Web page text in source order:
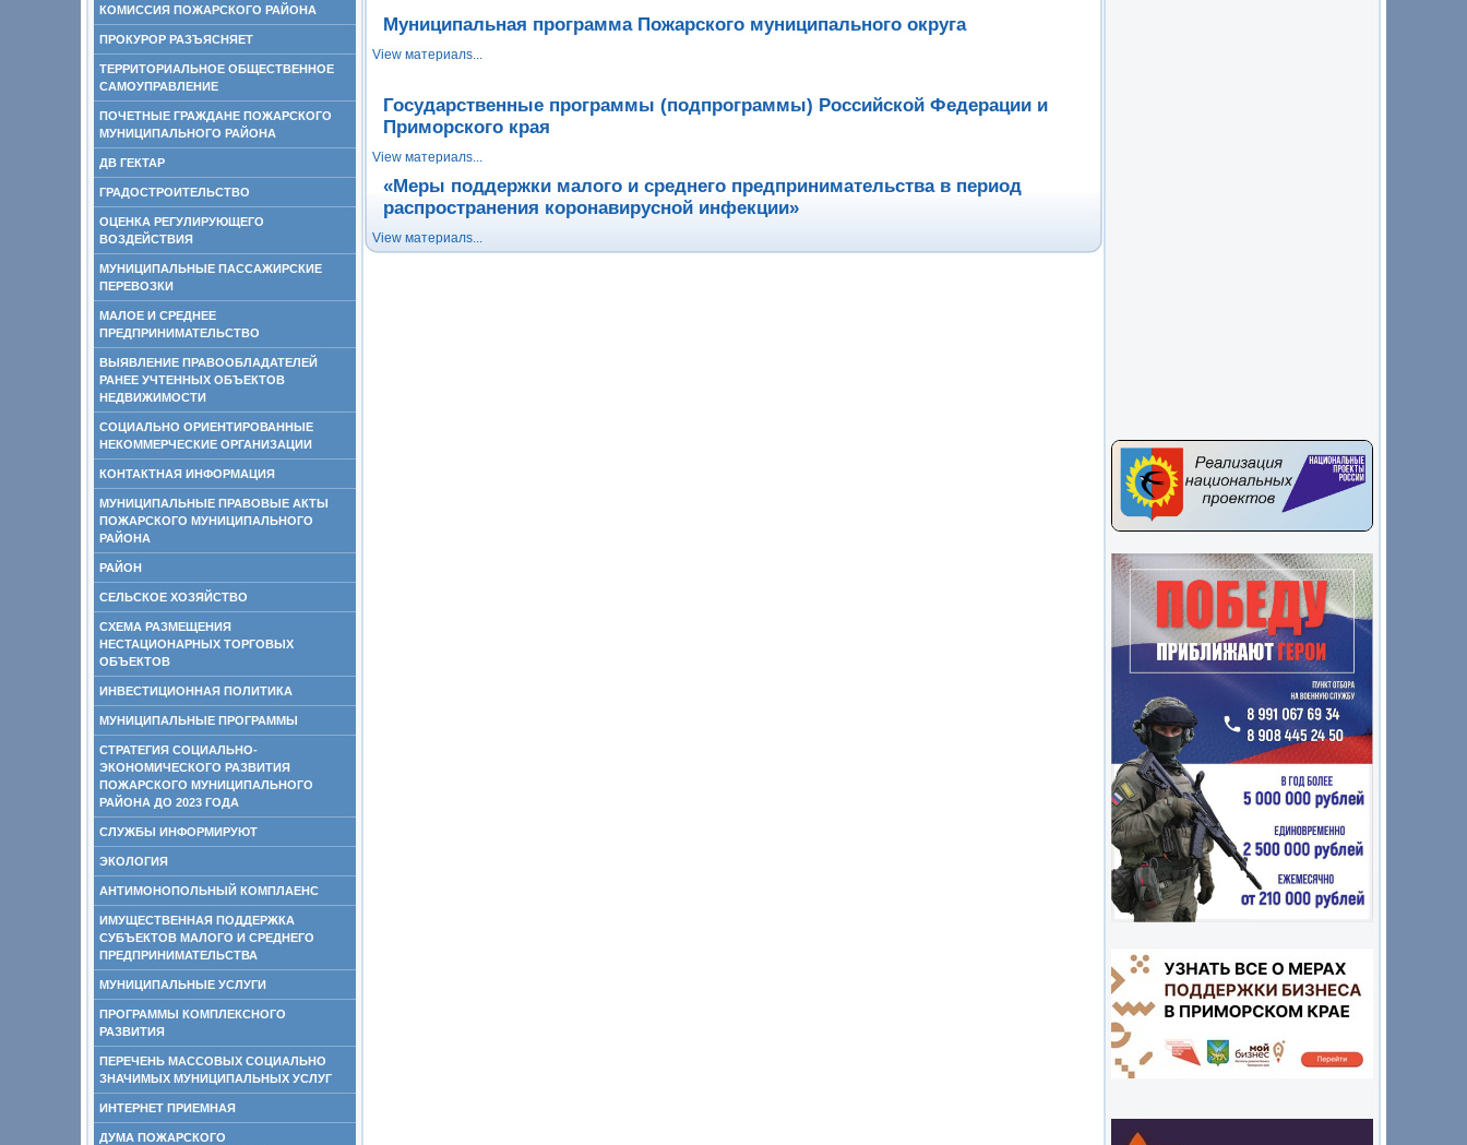
КОМИССИЯ ПОЖАРСКОГО РАЙОНА
ПРОКУРОР РАЗЪЯСНЯЕТ
ТЕРРИТОРИАЛЬНОЕ ОБЩЕСТВЕННОЕ
САМОУПРАВЛЕНИЕ
ПОЧЕТНЫЕ ГРАЖДАНЕ ПОЖАРСКОГО
МУНИЦИПАЛЬНОГО РАЙОНА
ДВ ГЕКТАР
ГРАДОСТРОИТЕЛЬСТВО
ОЦЕНКА РЕГУЛИРУЮЩЕГО
ВОЗДЕЙСТВИЯ
МУНИЦИПАЛЬНЫЕ ПАССАЖИРСКИЕ
ПЕРЕВОЗКИ
МАЛОЕ И СРЕДНЕЕ
ПРЕДПРИНИМАТЕЛЬСТВО
ВЫЯВЛЕНИЕ ПРАВООБЛАДАТЕЛЕЙ
РАНЕЕ УЧТЕННЫХ ОБЪЕКТОВ
НЕДВИЖИМОСТИ
СОЦИАЛЬНО ОРИЕНТИРОВАННЫЕ
НЕКОММЕРЧЕСКИЕ ОРГАНИЗАЦИИ
КОНТАКТНАЯ ИНФОРМАЦИЯ
МУНИЦИПАЛЬНЫЕ ПРАВОВЫЕ АКТЫ
ПОЖАРСКОГО МУНИЦИПАЛЬНОГО
РАЙОНА
РАЙОН
СЕЛЬСКОЕ ХОЗЯЙСТВО
СХЕМА РАЗМЕЩЕНИЯ
НЕСТАЦИОНАРНЫХ ТОРГОВЫХ
ОБЪЕКТОВ
ИНВЕСТИЦИОННАЯ ПОЛИТИКА
МУНИЦИПАЛЬНЫЕ ПРОГРАММЫ
СТРАТЕГИЯ СОЦИАЛЬНО-
ЭКОНОМИЧЕСКОГО РАЗВИТИЯ
ПОЖАРСКОГО МУНИЦИПАЛЬНОГО
РАЙОНА ДО 2023 ГОДА
СЛУЖБЫ ИНФОРМИРУЮТ
ЭКОЛОГИЯ
АНТИМОНОПОЛЬНЫЙ КОМПЛАЕНС
ИМУЩЕСТВЕННАЯ ПОДДЕРЖКА
СУБЪЕКТОВ МАЛОГО И СРЕДНЕГО
ПРЕДПРИНИМАТЕЛЬСТВА
МУНИЦИПАЛЬНЫЕ УСЛУГИ
ПРОГРАММЫ КОМПЛЕКСНОГО
РАЗВИТИЯ
ПЕРЕЧЕНЬ МАССОВЫХ СОЦИАЛЬНО
ЗНАЧИМЫХ МУНИЦИПАЛЬНЫХ УСЛУГ
ИНТЕРНЕТ ПРИЕМНАЯ
ДУМА ПОЖАРСКОГО
Муниципальная программа Пожарского муниципального округа
View материалs...
Государственные программы (подпрограммы) Российской Федерации и
Приморского края
View материалs...
«Меры поддержки малого и среднего предпринимательства в период
распространения коронавирусной инфекции»
View материалs...